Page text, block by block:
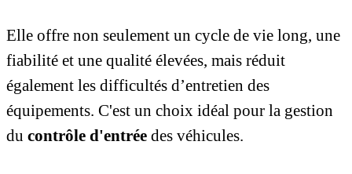
Elle offre non seulement un cycle de vie long, une
fiabilité et une qualité élevées, mais réduit
également les difficultés d’entretien des
équipements. C'est un choix idéal pour la gestion
du contrôle d'entrée des véhicules.